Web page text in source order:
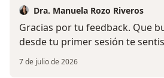
Dra. Manuela Rozo Riveros
Gracias por tu feedback. Que
desde tu primer sesión te
7 de julio de 2026